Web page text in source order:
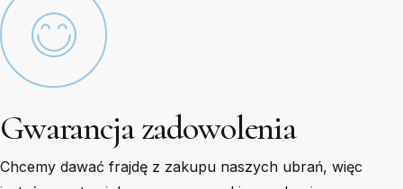
Gwarancja zadowolenia
Chcemy dawać frajdę z zakupu naszych ubrań, więc